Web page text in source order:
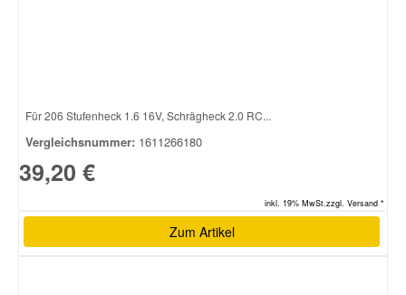
Für 206 Stufenheck 1.6 16V, Schrägheck 2.0 RC...
Vergleichsnummer: 1611266180
39,20 €
inkl. 19% MwSt.zzgl. Versand *
Zum Artikel